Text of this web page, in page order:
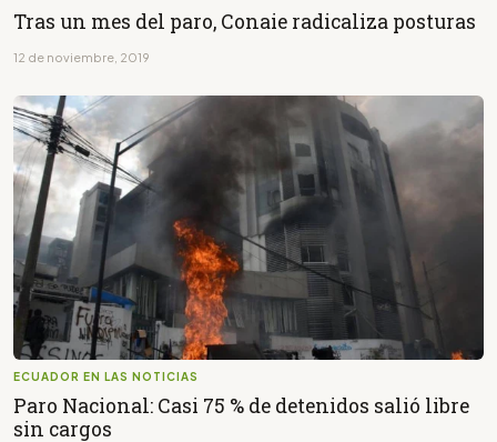
Tras un mes del paro, Conaie radicaliza posturas
12 de noviembre, 2019
ECUADOR EN LAS NOTICIAS
Paro Nacional: Casi 75 % de detenidos salió libre
sin cargos